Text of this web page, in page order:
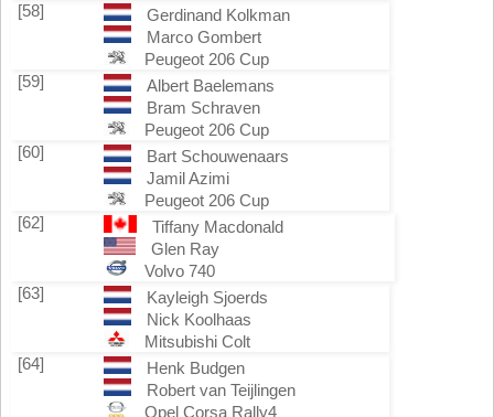
[58]
Gerdinand Kolkman
Marco Gombert
Peugeot 206 Cup
[59]
Albert Baelemans
Bram Schraven
Peugeot 206 Cup
[60]
Bart Schouwenaars
Jamil Azimi
Peugeot 206 Cup
[62]
Tiffany Macdonald
Glen Ray
Volvo 740
[63]
Kayleigh Sjoerds
Nick Koolhaas
Mitsubishi Colt
[64]
Henk Budgen
Robert van Teijlingen
Opel Corsa Rally4